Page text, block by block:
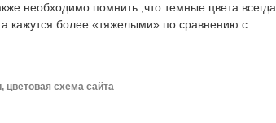
необходимо помнить ,что темные цвета всегда
кажутся более «тяжелыми» по сравнению с
цветовая схема сайта